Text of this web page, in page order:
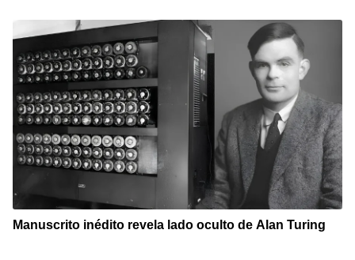
Manuscrito inédito revela lado oculto de Alan Turing